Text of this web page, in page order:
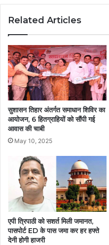
Related Articles
सुशासन तिहार अंतर्गत समाधान शिविर का
आयोजन, 6 हितग्राहियों को सौंपी गई
आवास की चाबी
May 10, 2025
एपी त्रिपाठी को सशर्त मिली जमानत,
पासपोर्ट ED के पास जमा कर हर हफ्ते
देनी होगी हाजरी